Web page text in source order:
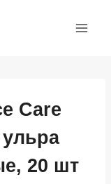
Care
20 шт